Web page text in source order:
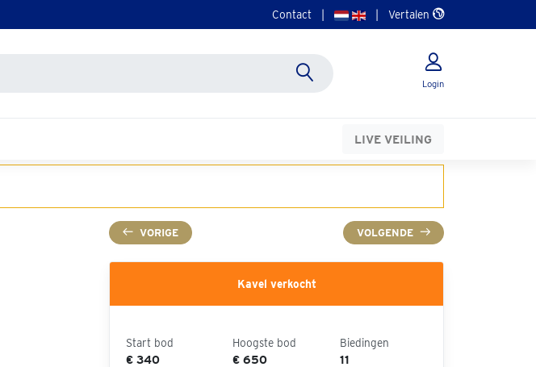
Contact Vertalen
Login
LIVE VEILING
VORIGE VOLGENDE
Kavel verkocht
Start bod
€ 340
Hoogste bod
€ 650
Biedingen
11